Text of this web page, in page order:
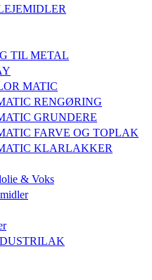
TIL METAL
MATIC
RENGØRING
GRUNDERE
FARVE OG TOPLAK
KLARLAKKER
& Voks